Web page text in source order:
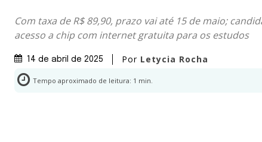
Com taxa de R$ 89,90, prazo vai até 15 de maio;
acesso a chip com internet gratuita para os estudos
14 de abril de 2025 Por Letycia Rocha
Tempo aproximado de leitura: 1 min.